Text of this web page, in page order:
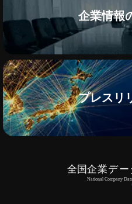
企業情報
プレスリ